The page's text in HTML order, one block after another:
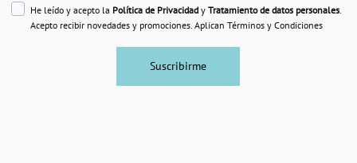
He leído y acepto la Política de PrivacidadyTratamiento de datos personales.
Acepto recibir novedades y promociones. Aplican Términos y Condiciones
Suscribirme